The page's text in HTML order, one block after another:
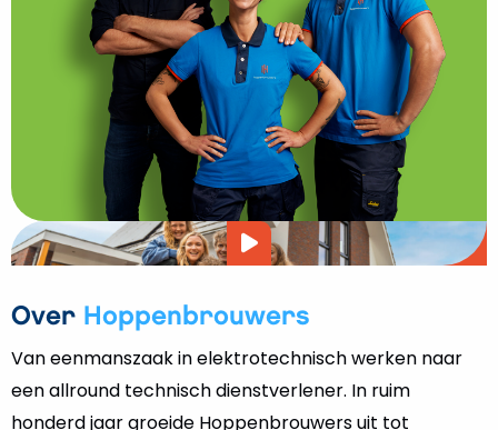
Over Hoppenbrouwers
Van eenmanszaak in elektrotechnisch werken naar
een allround technisch dienstverlener. In ruim
honderd jaar groeide Hoppenbrouwers uit tot
Video